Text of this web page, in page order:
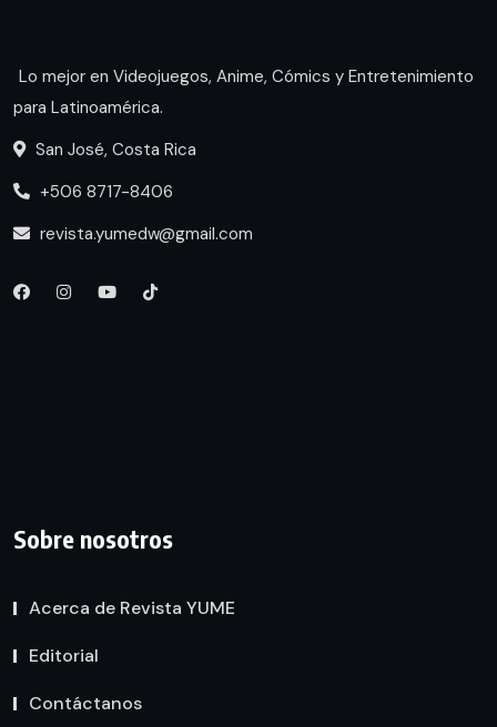
Lo mejor en Videojuegos, Anime, Cómics y Entretenimiento
para Latinoamérica.
San José, Costa Rica
+506 8717-8406
revista.yumedw@gmail.com
Sobre nosotros
Acerca de Revista YUME
Editorial
Contáctanos